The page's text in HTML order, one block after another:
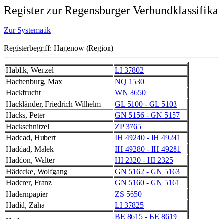
Register zur Regensburger
Zur Systematik
Registerbegriff: Hagenow (Region)
Hablik, Wenzel
LI 37802
Hachenburg, Max
NQ 1530
Hackfrucht
WN 8650
Hackländer, Friedrich Wilhelm
GL 5100 - GL 5103
Hacks, Peter
GN 5156 - GN 5157
Hackschnitzel
ZP 3765
Haddad, Hubert
IH 49240 - IH 49241
Haddad, Malek
IH 49280 - IH 49281
Haddon, Walter
HI 2320 - HI 2325
Hädecke, Wolfgang
GN 5162 - GN 5163
Haderer, Franz
GN 5160 - GN 5161
Hadernpapier
ZS 5650
Hadid, Zaha
LI 37825
BE 8615 - BE 8619